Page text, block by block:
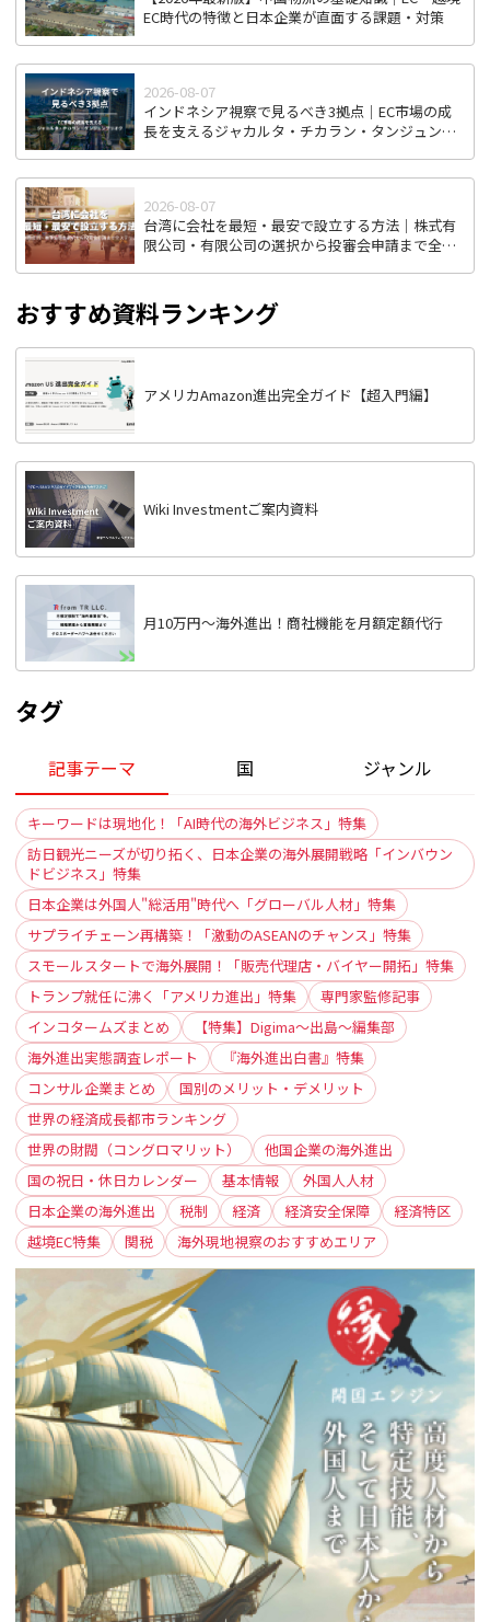
EC時代の特徴と日本企業が直面する課題・対策
2026-08-07
インドネシア視察で見るべき3拠点｜EC市場の成
長を支えるジャカルタ・チカラン・タンジュンプ
2026-08-07
台湾に会社を最短・最安で設立する方法｜株式有
限公司・有限公司の選択から投審会申請まで全ス
おすすめ資料ランキング
アメリカAmazon進出完全ガイド【超入門編】
Wiki Investmentご案内資料
月10万円〜海外進出！商社機能を月額定額代行
タグ
記事テーマ 国 ジャンル
キーワードは現地化！「AI時代の海外ビジネス」特集
訪日観光ニーズが切り拓く、日本企業の海外展開戦略「インバウン
ドビジネス」特集
日本企業は外国人"総活用"時代へ「グローバル人材」特集
サプライチェーン再構築！「激動のASEANのチャンス」特集
スモールスタートで海外展開！「販売代理店・バイヤー開拓」特集
トランプ就任に沸く「アメリカ進出」特集
専門家監修記事
インコタームズまとめ
【特集】Digima〜出島〜編集部
海外進出実態調査レポート
『海外進出白書』特集
コンサル企業まとめ
国別のメリット・デメリット
世界の経済成長都市ランキング
世界の財閥（コングロマリット）
他国企業の海外進出
国の祝日・休日カレンダー
基本情報
外国人人材
日本企業の海外進出
税制 経済 経済安全保障
経済特区
越境EC特集
関税 海外現地視察のおすすめエリア